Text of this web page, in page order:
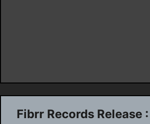
Fibrr Records Release